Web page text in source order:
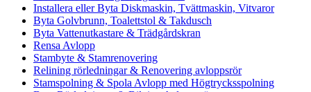
Installera eller Byta Diskmaskin, Tvättmaskin, Vitvaror
Byta Golvbrunn, Toalettstol & Takdusch
Byta Vattenutkastare & Trädgårdskran
Rensa Avlopp
Stambyte & Stamrenovering
Relining rörledningar & Renovering avloppsrör
Stamspolning & Spola Avlopp med Högtrycksspolning